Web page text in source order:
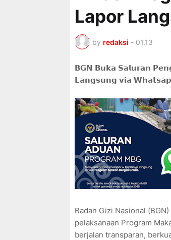
Lapor
by redaksi - 01.13
𝗕𝗚𝗡 𝗕𝘂𝗸𝗮 𝗦𝗮𝗹𝘂𝗿𝗮𝗻
𝗟𝗮𝗻𝗴𝘀𝘂𝗻𝗴 𝘃𝗶𝗮
Badan Gizi Nasional
pelaksanaan Program
berjalan transparan,